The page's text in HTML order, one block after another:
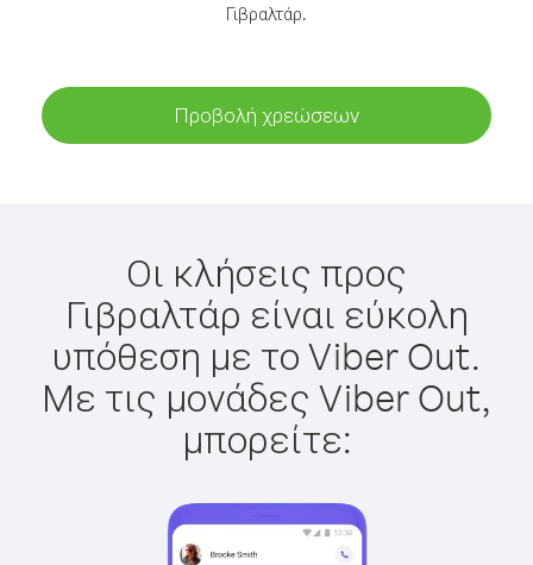
Γιβραλτάρ.
Προβολή χρεώσεων
Οι κλήσεις προς
Γιβραλτάρ είναι εύκολη
υπόθεση με το Viber Out.
Με τις μονάδες Viber Out,
μπορείτε: